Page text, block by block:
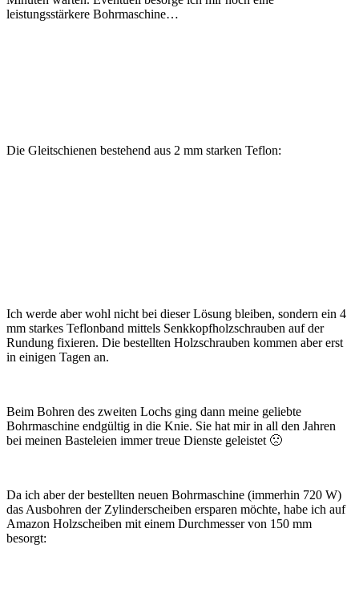
leistungsstärkere Bohrmaschine…
Die Gleitschienen bestehend aus 2 mm starken Teflon:
Ich werde aber wohl nicht bei dieser Lösung bleiben, sondern ein 4
mm starkes Teflonband mittels Senkkopfholzschrauben auf der
Rundung fixieren. Die bestellten Holzschrauben kommen aber erst
in einigen Tagen an.
Beim Bohren des zweiten Lochs ging dann meine geliebte
Bohrmaschine endgültig in die Knie. Sie hat mir in all den Jahren
bei meinen Basteleien immer treue Dienste geleistet 🙁
Da ich aber der bestellten neuen Bohrmaschine (immerhin 720 W)
das Ausbohren der Zylinderscheiben ersparen möchte, habe ich auf
Amazon Holzscheiben mit einem Durchmesser von 150 mm
besorgt: